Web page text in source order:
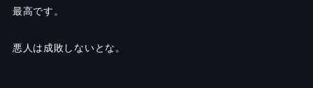
最高です。
悪人は成敗しないとな。